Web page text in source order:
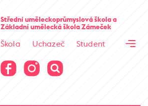
Střední uměleckoprůmyslová školaa
Základní umělecká školaZámeček
Škola Uchazeč
Student
Virtuální prohlídka
prohlídka